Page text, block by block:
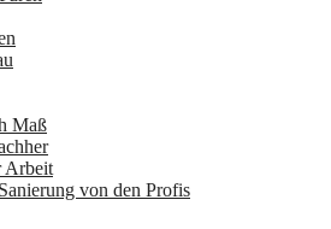
Maß
Arbeit
von den Profis